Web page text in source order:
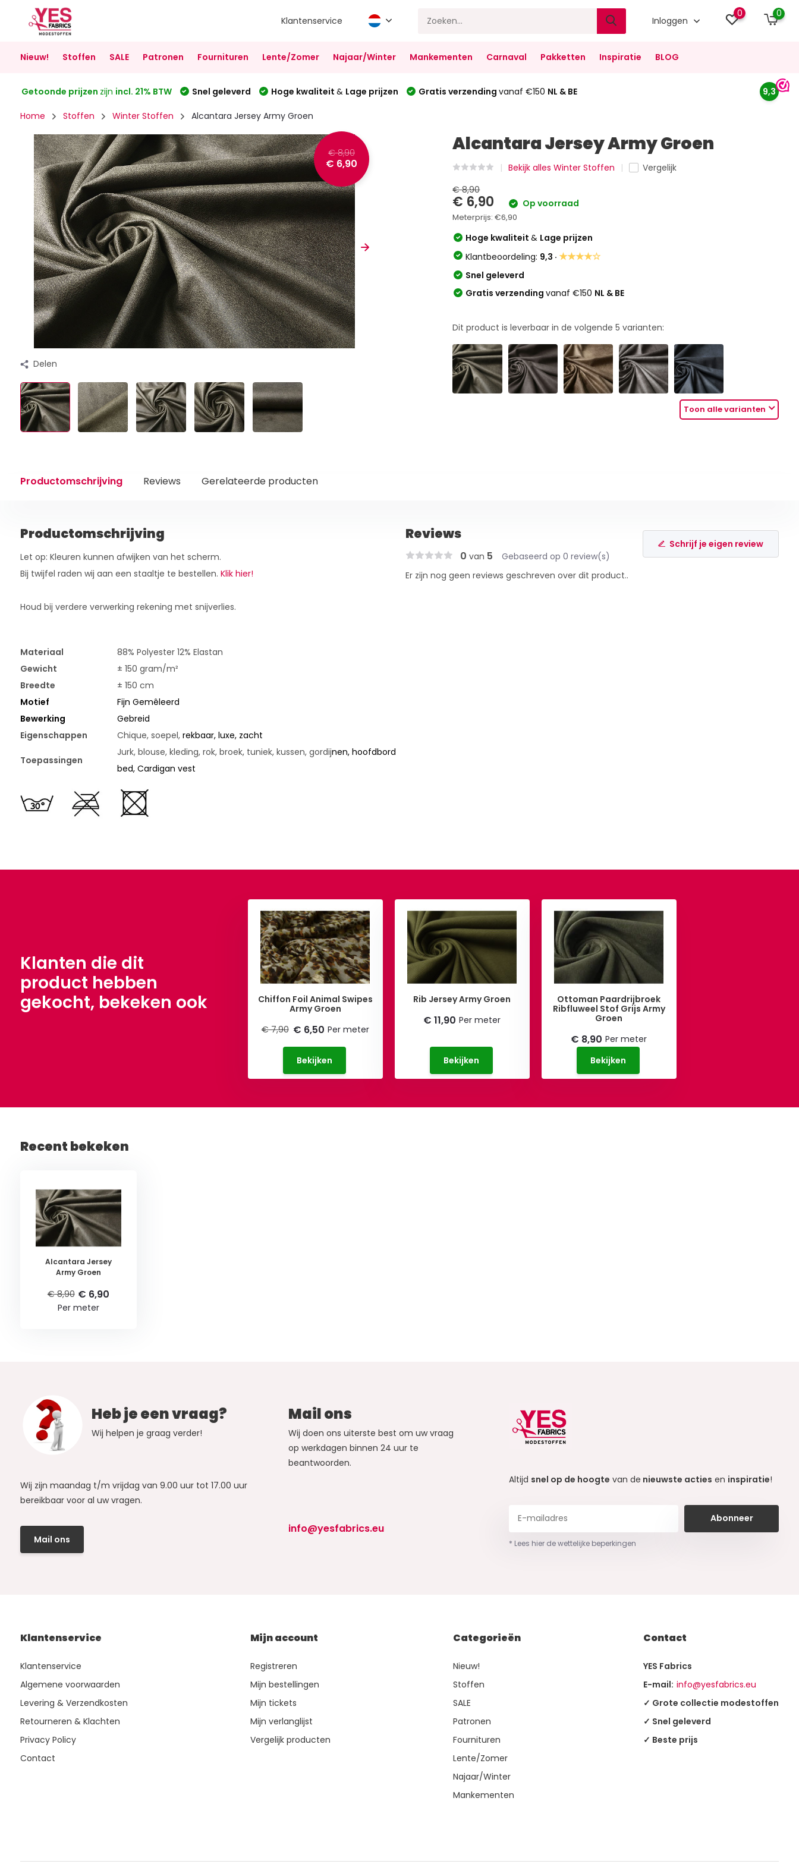
Klantenservice Inloggen
0 0
Nieuw! Stoffen SALE Patronen Fournituren Lente/Zomer Najaar/Winter Mankementen Carnaval Pakketten Inspiratie BLOG
Getoonde prijzen zijn incl. 21% BTW Snel geleverd Hoge kwaliteit & Lage prijzen Gratis verzending vanaf €150 NL & BE 9,3
Home Stoffen Winter Stoffen Alcantara Jersey Army Groen
€ 8,90
€ 6,90
Delen
Alcantara Jersey Army Groen
Bekijk alles Winter Stoffen
Vergelijk
€ 8,90
€ 6,90 Op voorraad
Meterprijs:€6,90
Hoge kwaliteit& Lage prijzen
Klantbeoordeling: 9,3 ·★★★★☆
Snel geleverd
Gratis verzendingvanaf €150 NL & BE
Dit product is leverbaar in de volgende5 varianten:
Toon alle varianten
Productomschrijving Reviews Gerelateerde producten
Productomschrijving
Let op: Kleuren kunnen afwijken van het scherm.
Bij twijfel raden wij aan een staaltje te bestellen. Klik hier!
Houd bij verdere verwerking rekening met snijverlies.
Materiaal
88% Polyester 12% Elastan
Gewicht
± 150 gram/m²
Breedte
± 150 cm
Motief
Fijn Gemêleerd
Bewerking
Gebreid
Eigenschappen
Chique, soepel, rekbaar, luxe, zacht
Toepassingen
Jurk, blouse, kleding, rok, broek, tuniek, kussen, gordijnen, hoofdbord
bed, Cardigan vest
Reviews
0 van 5 Gebaseerd op 0 review(s)
Schrijf je eigen review
Er zijn nog geen reviews geschreven over dit product..
Klanten die dit
product hebben
gekocht, bekeken ook
Chiffon Foil Animal Swipes
Army Groen
€ 7,90 € 6,50 Per meter
Bekijken
Rib Jersey Army Groen
€ 11,90 Per meter
Bekijken
Ottoman Paardrijbroek
Ribfluweel Stof Grijs Army
Groen
€ 8,90 Per meter
Bekijken
Recent bekeken
Alcantara Jersey
Army Groen
€ 8,90 € 6,90
Per meter
Heb je een vraag?
Wij helpen je graag verder!
Wij zijn maandag t/m vrijdag van 9.00 uur tot 17.00 uur
bereikbaar voor al uw vragen.
Mail ons
Mail ons
Wij doen ons uiterste best om uw vraag
op werkdagen binnen 24 uur te
beantwoorden.
info@yesfabrics.eu
Altijd snel op de hoogte van de nieuwste acties en inspiratie!
Abonneer
* Lees hier de wettelijke beperkingen
Klantenservice
Klantenservice
Algemene voorwaarden
Levering & Verzendkosten
Retourneren & Klachten
Privacy Policy
Contact
Mijn account
Registreren
Mijn bestellingen
Mijn tickets
Mijn verlanglijst
Vergelijk producten
Categorieën
Nieuw!
Stoffen
SALE
Patronen
Fournituren
Lente/Zomer
Najaar/Winter
Mankementen
Contact
YES Fabrics
E-mail: info@yesfabrics.eu
✓ Grote collectie modestoffen
✓ Snel geleverd
✓ Beste prijs